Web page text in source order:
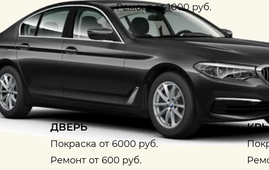
Ремонт от 1000 руб.
ДВЕРЬ
Покраска от 6000 руб.
Ремонт от 600 руб.